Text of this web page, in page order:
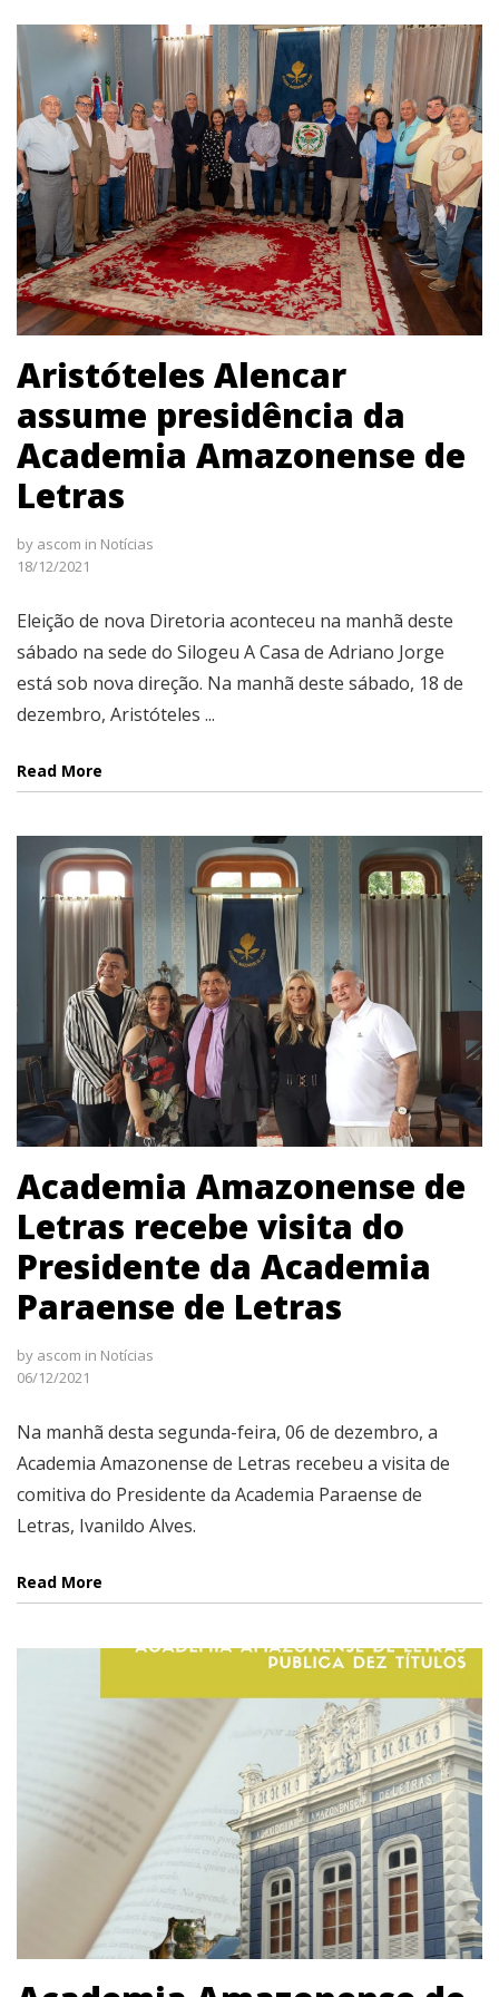
Aristóteles Alencar
assume presidência da
Academia Amazonense de
Letras
by ascom in Notícias
18/12/2021
Eleição de nova Diretoria aconteceu na manhã deste
sábado na sede do Silogeu A Casa de Adriano Jorge
está sob nova direção. Na manhã deste sábado, 18 de
dezembro, Aristóteles ...
Read More
Academia Amazonense de
Letras recebe visita do
Presidente da Academia
Paraense de Letras
by ascom in Notícias
06/12/2021
Na manhã desta segunda-feira, 06 de dezembro, a
Academia Amazonense de Letras recebeu a visita de
comitiva do Presidente da Academia Paraense de
Letras, Ivanildo Alves.
Read More